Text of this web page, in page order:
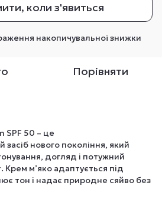
коли з'явиться
накопичувальної знижки
Порівняти
SPF 50 – це
засіб нового покоління, який
догляд і потужний
м’яко адаптується під
тон і надає природне сяйво без